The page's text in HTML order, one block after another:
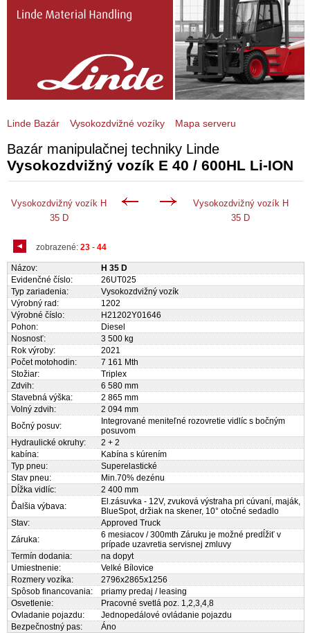
Bazár manipulačnej techniky Linde
Vysokozdvižný vozík E 40 / 600HL Li-ION
Vysokozdvižný vozík H
35 D
Vysokozdvižný vozík H
35 D
zobrazené: 23- 44
Názov:
H 35 D
Evidenčné číslo:
26UT025
Typ zariadenia:
Vysokozdvižný vozík
Výrobný rad:
1202
Výrobné číslo:
H21202Y01646
Pohon:
Diesel
Nosnosť:
3 500 kg
Rok výroby:
2021
Počet motohodin:
7 161 Mth
Stožiar:
Triplex
Zdvih:
6 580 mm
Stavebná výška:
2 865 mm
Volný zdvih:
2 094 mm
Bočný posuv:
Integrované meniteľné rozovretie vidlíc s bočným
posuvom
Hydraulické okruhy:
2 + 2
kabína:
Kabína s kúrením
Typ pneu:
Superelastické
Stav pneu:
Min.70% dezénu
Dĺžka vidlíc:
2 400 mm
Ďalšia výbava:
El.zásuvka - 12V, zvuková výstraha pri cúvaní, maják,
BlueSpot, držiak na skener, 10° otočné sedadlo
Stav:
Approved Truck
Záruka:
6 mesiacov / 300mth Záruku je možné predĺžiť v
prípade uzavretia servisnej zmluvy
Termín dodania:
na dopyt
Umiestnenie:
Velké Bílovice
Rozmery vozíka:
2796x2865x1256
Spôsob financovania:
priamy predaj / leasing
Osvetlenie:
Pracovné svetlá poz. 1,2,3,4,8
Ovladanie pojazdu:
Jednopedálové ovládanie pojazdu
Bezpečnostný pas:
Áno
Linde Bazár Vysokozdvižné vozíky Mapa serveru